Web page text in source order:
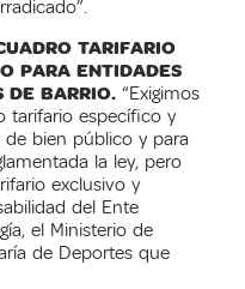
TARIFARIO
PARA ENTIDADES
DE BARRIO. “Exigimos
tarifario específico y
bien público y para
la ley, pero
exclusivo y
del Ente
el Ministerio de
de Deportes que